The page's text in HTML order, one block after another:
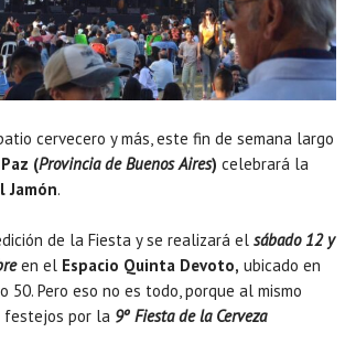
cervecero y más, este fin de semana largo
(Provincia de Buenos Aires) celebrará la
Jamón.
de la Fiesta y se realizará el sábado 12 y
en el Espacio Quinta Devoto, ubicado en
50. Pero eso no es todo, porque al mismo
festejos por la 9º Fiesta de la Cerveza